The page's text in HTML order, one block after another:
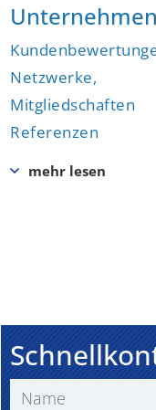
Unternehmen
Netzwerke,
Mitgliedschaften
Referenzen